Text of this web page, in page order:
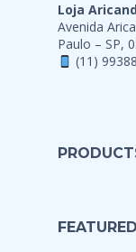
Loja
Avenida
Paulo – SP,
(11)
FEATURED